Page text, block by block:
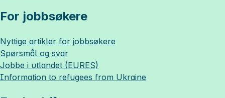
For jobbsøkere
Nyttige artikler for jobbsøkere
Spørsmål og svar
Jobbe i utlandet (EURES)
Information to refugees from Ukraine